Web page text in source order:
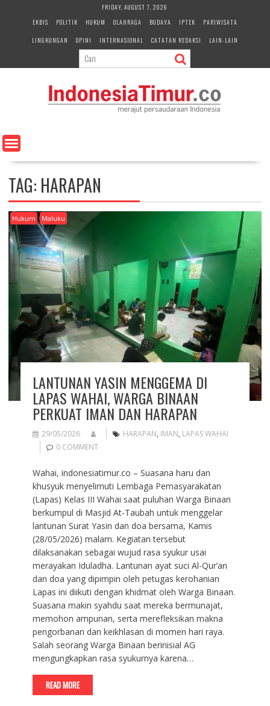
e
n
FRIDAY, AUGUST 7, 2026
EKBIS
POLITIK HUKUM OLAHRAGA BUDAYA IPTEK
PARIWISATA
LINGKUNGAN
OPINI INTERNASIONAL CATATAN REDAKSI LAIN-LAIN
TAG: HARAPAN
Hukum Maluku
LANTUNAN YASIN MENGGEMA DI
LAPAS WAHAI, WARGA BINAAN
PERKUAT IMAN DAN HARAPAN
29/05/2026 HARAPAN, IMAN, LAPAS WAHAI
0 COMMENT
Wahai, indonesiatimur.co – Suasana haru dan
khusyuk menyelimuti Lembaga Pemasyarakatan
(Lapas) Kelas III Wahai saat puluhan Warga Binaan
berkumpul di Masjid At-Taubah untuk menggelar
lantunan Surat Yasin dan doa bersama, Kamis
(28/05/2026) malam. Kegiatan tersebut
dilaksanakan sebagai wujud rasa syukur usai
merayakan Iduladha. Lantunan ayat suci Al-Qur’an
dan doa yang dipimpin oleh petugas kerohanian
Lapas ini diikuti dengan khidmat oleh Warga Binaan.
Suasana makin syahdu saat mereka bermunajat,
memohon ampunan, serta merefleksikan makna
pengorbanan dan keikhlasan di momen hari raya.
Salah seorang Warga Binaan berinisial AG
mengungkapkan rasa syukurnya karena…
READ MORE